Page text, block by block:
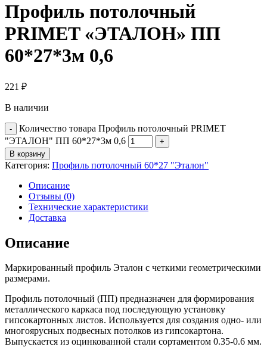
Профиль потолочный
PRIMET «ЭТАЛОН» ПП
60*27*3м 0,6
221 ₽
В наличии
Количество товара Профиль потолочный PRIMET
"ЭТАЛОН" ПП 60*27*3м 0,6
В корзину
Категория: Профиль потолочный 60*27 "Эталон"
Описание
Отзывы (0)
Технические характеристики
Доставка
Описание
Маркированный профиль Эталон с четкими геометрическими
размерами.
Профиль потолочный (ПП) предназначен для формирования
металлического каркаса под последующую установку
гипсокартонных листов. Используется для создания одно- или
многоярусных подвесных потолков из гипсокартона.
Выпускается из оцинкованной стали сортаментом 0.35-0.6 мм.